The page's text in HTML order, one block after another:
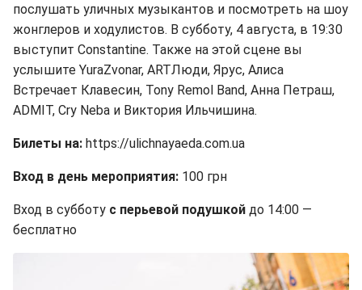
послушать уличных музыкантов и посмотреть на шоу
жонглеров и ходулистов. В субботу, 4 августа, в 19:30
выступит Constantine. Также на этой сцене вы
услышите YuraZvonar, ARTЛюди, Ярус, Алиса
Встречает Клавесин, Tony Remol Band, Анна Петраш,
ADMIT, Cry Neba и Виктория Ильчишина.
Билеты на: https://ulichnayaeda.com.ua
Вход в день мероприятия: 100 грн
Вход в субботу с перьевой подушкой до 14:00 —
бесплатно